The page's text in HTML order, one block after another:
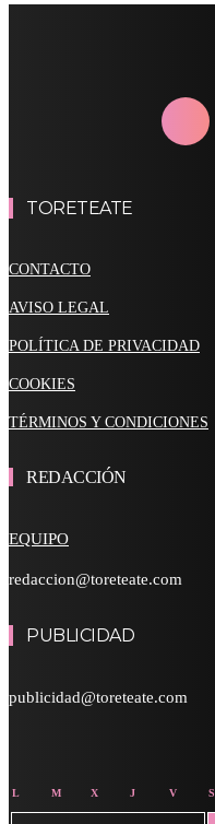
TORETEATE
CONTACTO
AVISO LEGAL
POLÍTICA DE PRIVACIDAD
COOKIES
TÉRMINOS Y CONDICIONES
REDACCIÓN
EQUIPO
redaccion@toreteate.com
PUBLICIDAD
publicidad@toreteate.com
L M X J V S